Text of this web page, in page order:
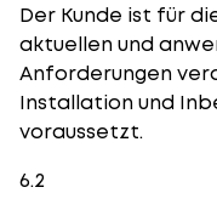
Der Kunde ist für
aktuellen und
Anforderungen
Installation und
voraussetzt.
6.2